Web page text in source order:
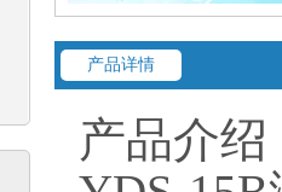
产品详情
产品介绍